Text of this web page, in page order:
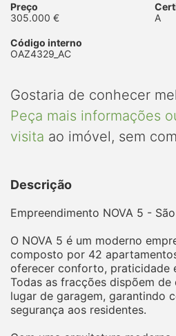
Preço
305.000 €
A
Código interno
OAZ4329_AC
Gostaria de conhecer
Peça mais informações
visita ao imóvel, sem
Descrição
Empreendimento NOVA 5 -
O NOVA 5 é um moderno
composto por 42
oferecer conforto, praticidade
Todas as fracções dispõem de
lugar de garagem, garantindo
segurança aos residentes.